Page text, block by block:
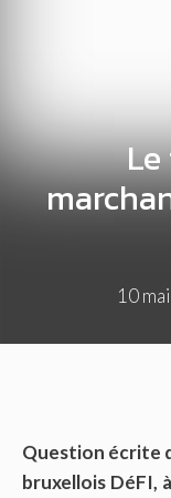
10
Question écrite
bruxellois DéFI,